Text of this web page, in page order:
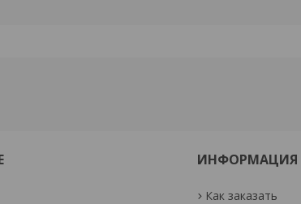
ИНФОРМАЦИЯ
Как заказать